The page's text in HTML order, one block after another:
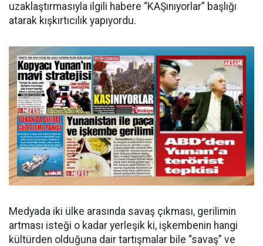
uzaklaştırmasıyla ilgili habere “KAŞınıyorlar” başlığı
atarak kışkırtıcılık yapıyordu.
Medyada iki ülke arasında savaş çıkması, gerilimin
artması isteği o kadar yerleşik ki, işkembenin hangi
kültürden olduğuna dair tartışmalar bile “savaş” ve